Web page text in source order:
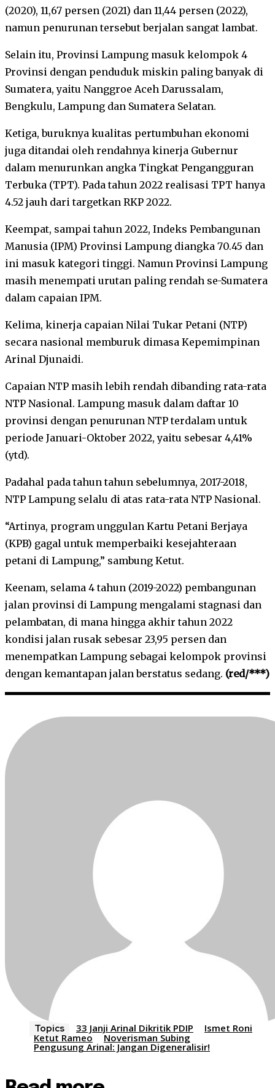
(2020), 11,67 persen (2021) dan 11,44 persen (2022),
namun penurunan tersebut berjalan sangat lambat.
Selain itu, Provinsi Lampung masuk kelompok 4
Provinsi dengan penduduk miskin paling banyak di
Sumatera, yaitu Nanggroe Aceh Darussalam,
Bengkulu, Lampung dan Sumatera Selatan.
Ketiga, buruknya kualitas pertumbuhan ekonomi
juga ditandai oleh rendahnya kinerja Gubernur
dalam menurunkan angka Tingkat Pengangguran
Terbuka (TPT). Pada tahun 2022 realisasi TPT hanya
4.52 jauh dari targetkan RKP 2022.
Keempat, sampai tahun 2022, Indeks Pembangunan
Manusia (IPM) Provinsi Lampung diangka 70.45 dan
ini masuk kategori tinggi. Namun Provinsi Lampung
masih menempati urutan paling rendah se-Sumatera
dalam capaian IPM.
Kelima, kinerja capaian Nilai Tukar Petani (NTP)
secara nasional memburuk dimasa Kepemimpinan
Arinal Djunaidi.
Capaian NTP masih lebih rendah dibanding rata-rata
NTP Nasional. Lampung masuk dalam daftar 10
provinsi dengan penurunan NTP terdalam untuk
periode Januari-Oktober 2022, yaitu sebesar 4,41%
(ytd).
Padahal pada tahun tahun sebelumnya, 2017-2018,
NTP Lampung selalu di atas rata-rata NTP Nasional.
“Artinya, program unggulan Kartu Petani Berjaya
(KPB) gagal untuk memperbaiki kesejahteraan
petani di Lampung,” sambung Ketut.
Keenam, selama 4 tahun (2019-2022) pembangunan
jalan provinsi di Lampung mengalami stagnasi dan
pelambatan, di mana hingga akhir tahun 2022
kondisi jalan rusak sebesar 23,95 persen dan
menempatkan Lampung sebagai kelompok provinsi
dengan kemantapan jalan berstatus sedang. (red/***)
Topics 33 Janji Arinal Dikritik PDIP
Ismet Roni
Ketut Rameo
Noverisman Subing
Pengusung Arinal: Jangan Digeneralisir!